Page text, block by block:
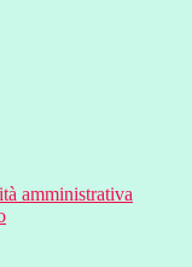
amministrativa